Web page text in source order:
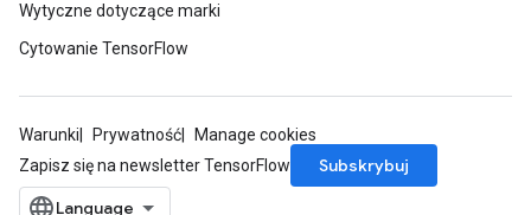
Wytyczne dotyczące marki
Cytowanie TensorFlow
Warunki Prywatność
Manage cookies
Zapisz się na newsletter TensorFlow
Subskrybuj